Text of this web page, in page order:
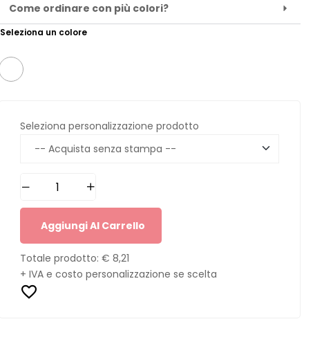
Come ordinare con più colori?
Seleziona un colore
Seleziona personalizzazione prodotto
Aggiungi Al Carrello
Totale prodotto: € 8,21
+ IVA e costo personalizzazione se scelta